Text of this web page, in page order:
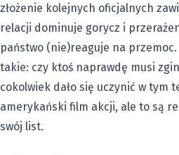
złożenie kolejnych oficjalnych
relacji dominuje gorycz i
państwo (nie)reaguje na
takie: czy ktoś naprawdę musi
cokolwiek dało się uczynić w tym
amerykański film akcji, ale to są
swój list.